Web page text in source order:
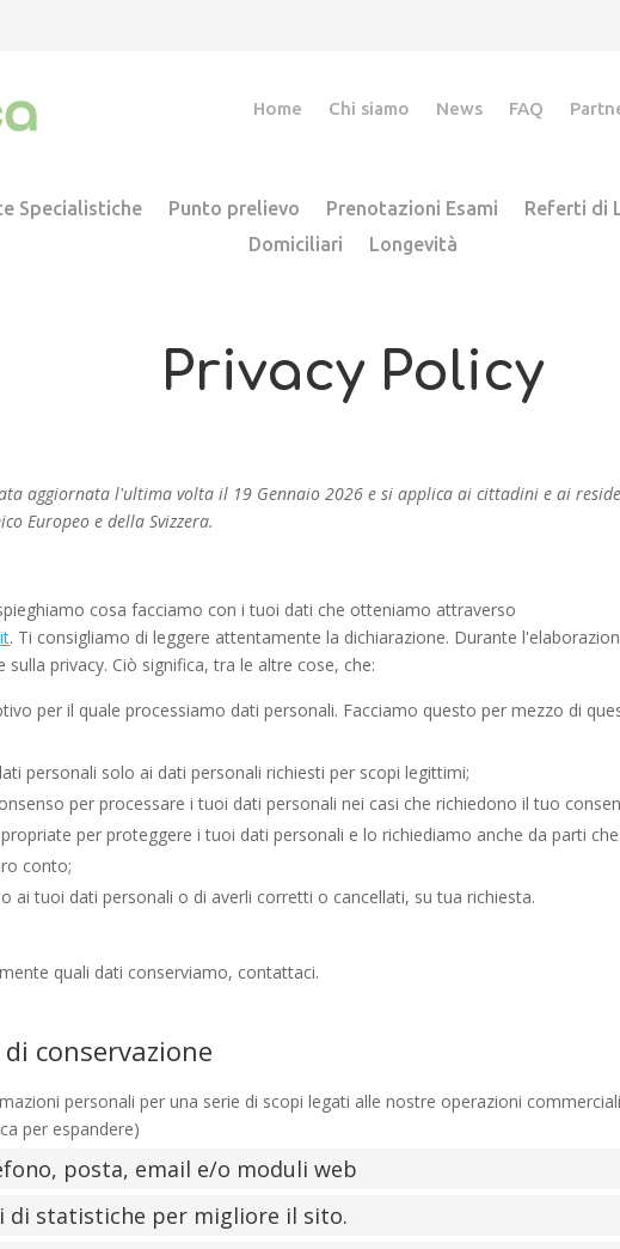
Home Chi siamo News FAQ
Specialistiche Punto prelievo Prenotazioni Esami Referti di
Domiciliari
Longevità
Privacy Policy
aggiornata l'ultima volta il 19 Gennaio 2026 e si applica ai cittadini e ai
Europeo e della Svizzera.
cosa facciamo con i tuoi dati che otteniamo attraverso
. Ti consigliamo di leggere attentamente la dichiarazione. Durante
privacy. Ciò significa, tra le altre cose, che:
per il quale processiamo dati personali. Facciamo questo per mezzo di
personali solo ai dati personali richiesti per scopi legittimi;
per processare i tuoi dati personali nei casi che richiedono il tuo
per proteggere i tuoi dati personali e lo richiediamo anche da parti che
conto;
ai tuoi dati personali o di averli corretti o cancellati, su tua richiesta.
quali dati conserviamo, contattaci.
conservazione
personali per una serie di scopi legati alle nostre operazioni
per espandere)
posta, email e/o moduli web
di statistiche per migliore il sito.